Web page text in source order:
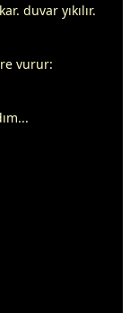
duvar yıkılır.
vurur: